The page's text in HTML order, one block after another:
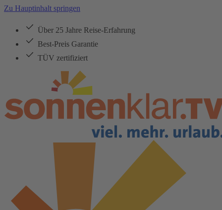
Zu Hauptinhalt springen
Über 25 Jahre Reise-Erfahrung
Best-Preis Garantie
TÜV zertifiziert